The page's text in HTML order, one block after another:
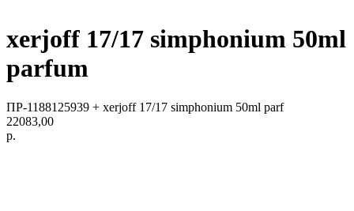
xerjoff 17/17 simphonium 50ml
parfum
ПР-1188125939 + xerjoff 17/17 simphonium 50ml parf
22083,00
р.